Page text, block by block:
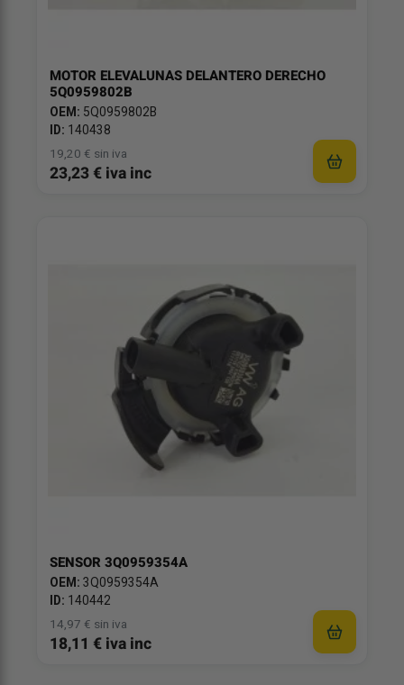
MOTOR ELEVALUNAS DELANTERO DERECHO
5Q0959802B
OEM: 5Q0959802B
ID: 140438
19,20 € sin iva
23,23 € iva inc
SENSOR 3Q0959354A
OEM: 3Q0959354A
ID: 140442
14,97 € sin iva
18,11 € iva inc